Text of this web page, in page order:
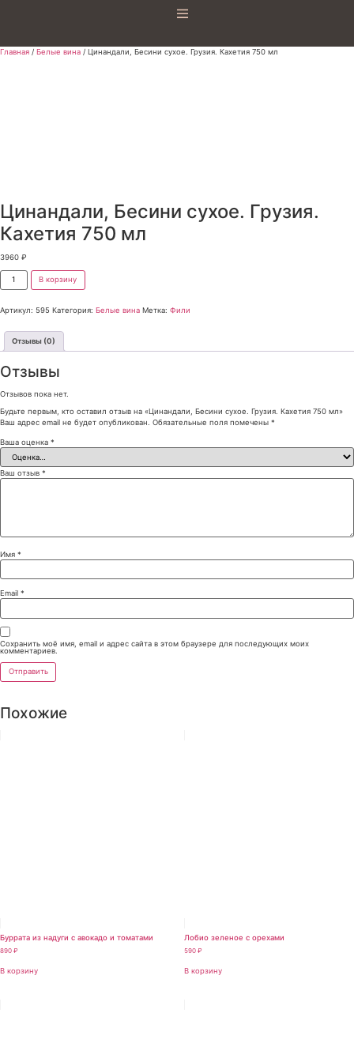
Главная / Белые вина / Цинандали, Бесини сухое. Грузия. Кахетия 750 мл
Цинандали, Бесини сухое. Грузия.
Кахетия 750 мл
3960 ₽
В корзину
Артикул: 595 Категория: Белые вина Метка: Фили
Отзывы (0)
Отзывы
Отзывов пока нет.
Будьте первым, кто оставил отзыв на «Цинандали, Бесини сухое. Грузия. Кахетия 750 мл»
Ваш адрес email не будет опубликован. Обязательные поля помечены *
Ваша оценка *
Ваш отзыв *
Имя *
Email *
Сохранить моё имя, email и адрес сайта в этом браузере для последующих моих
комментариев.
Похожие
Буррата из надуги с авокадо и томатами
890 ₽
В корзину
Лобио зеленое с орехами
590 ₽
В корзину